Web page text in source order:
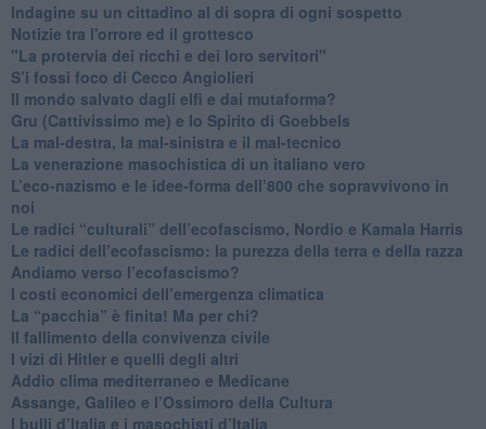
Indagine su un cittadino al di sopra di ogni sospetto
Notizie tra l'orrore ed il grottesco
"La protervia dei ricchi e dei loro servitori"
S’i fossi foco di Cecco Angiolieri
​Il mondo salvato dagli elfi e dai mutaforma?
Gru (Cattivissimo me) e lo Spirito di Goebbels
​La mal-destra, la mal-sinistra e il mal-tecnico
​La venerazione masochistica di un italiano vero
​L’eco-nazismo e le idee-forma dell’800 che sopravvivono in
noi
​Le radici “culturali” dell’ecofascismo, Nordio e Kamala Harris
Le radici dell’ecofascismo: la purezza della terra e della razza
Andiamo verso l’ecofascismo?
I costi economici dell’emergenza climatica
​La “pacchia” è finita! Ma per chi?
​Il fallimento della convivenza civile
​I vizi di Hitler e quelli degli altri
Addio clima mediterraneo e Medicane
​Assange, Galileo e l’Ossimoro della Cultura
​I bulli d’Italia e i masochisti d’Italia